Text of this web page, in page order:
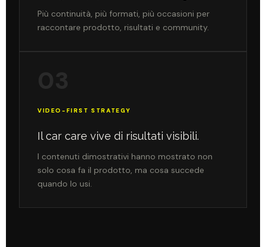
Più continuità, più formati, più occasioni per
raccontare prodotto, risultati e community.
VIDEO-FIRST STRATEGY
Il car care vive di risultati visibili.
I contenuti dimostrativi hanno mostrato non
solo cosa fa il prodotto, ma cosa succede
quando lo usi.